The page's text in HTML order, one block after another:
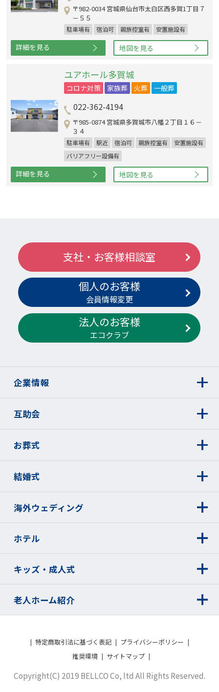
〒982-0034 宮城県仙台市太白区西多賀1丁目７
－５５
駐車場有 宿泊可 親族控室有 安置施設有
詳細を見る 地図を見る
ユアホール多賀城
コロナ対策 家族葬 火葬 一般葬
022-362-4194
〒985-0874 宮城県多賀城市八幡２丁目１６－
３４
駐車場有 駅近 宿泊可 親族控室有
安置施設有
バリアフリー設備有
詳細を見る 地図を見る
支社・お客様相談室
個人のお客様
会員情報変更
法人のお客様
エコクラブ
企業情報
互助会
お葬式
結婚式
海外ウェディング
ホテル
キッズ・成人式
老人ホーム紹介
特定商取引法に基づく表記
プライバシーポリシー
推奨環境
サイトマップ
Copyright(C) 2019 BELLCO Co, ltd All Rights Reserved.